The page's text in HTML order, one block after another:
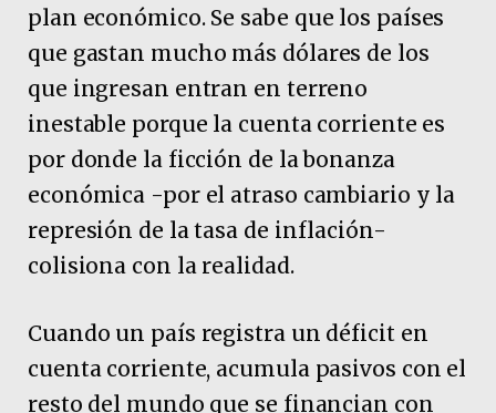
plan económico. Se sabe que los países
que gastan mucho más dólares de los
que ingresan entran en terreno
inestable porque la cuenta corriente es
por donde la ficción de la bonanza
económica -por el atraso cambiario y la
represión de la tasa de inflación-
colisiona con la realidad.
Cuando un país registra un déficit en
cuenta corriente, acumula pasivos con el
resto del mundo que se financian con